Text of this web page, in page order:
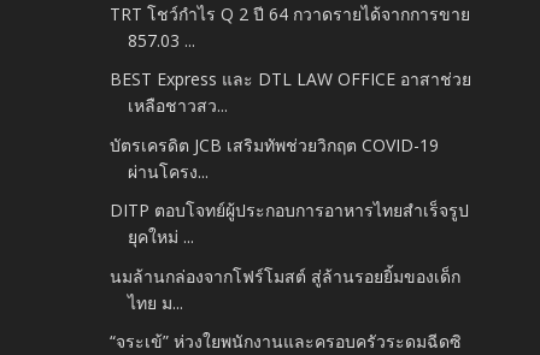
TRT โชว์กำไร Q 2 ปี 64 กวาดรายได้จากการขาย
857.03 ...
BEST Express และ DTL LAW OFFICE อาสาช่วย
เหลือชาวสว...
บัตรเครดิต JCB เสริมทัพช่วยวิกฤต COVID-19
ผ่านโครง...
DITP ตอบโจทย์ผู้ประกอบการอาหารไทยสำเร็จรูป
ยุคใหม่ ...
นมล้านกล่องจากโฟร์โมสต์ สู่ล้านรอยยิ้มของเด็ก
ไทย ม...
“จระเข้” ห่วงใยพนักงานและครอบครัวระดมฉีดซิ